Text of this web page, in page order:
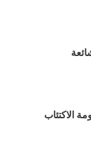
الاكتئاب